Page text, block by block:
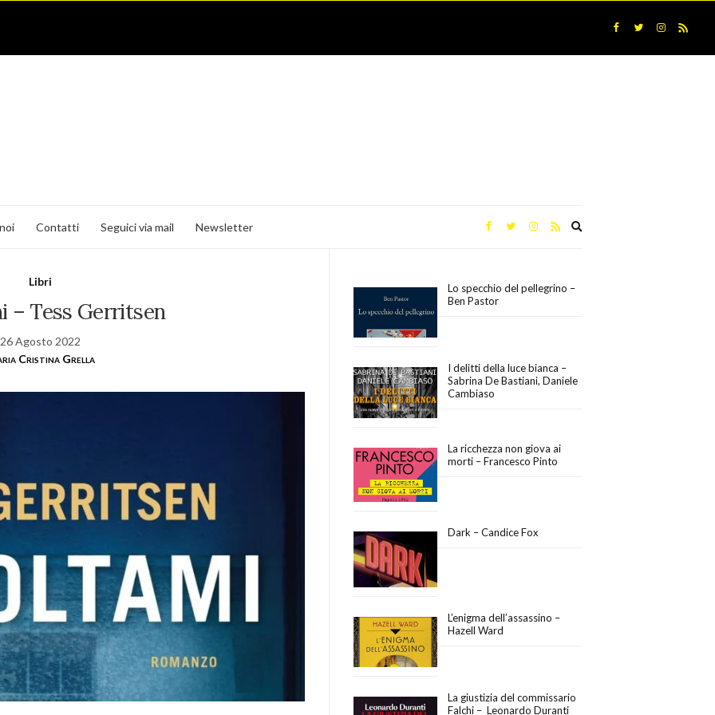
Contatti Seguici via mail Newsletter
Libri
– Tess Gerritsen
26 Agosto 2022
Cristina Grella
Lo specchio del pellegrino –
Ben Pastor
I delitti della luce bianca –
Sabrina De Bastiani, Daniele
Cambiaso
La ricchezza non giova ai
morti – Francesco Pinto
Dark – Candice Fox
L’enigma dell’assassino –
Hazell Ward
La giustizia del commissario
Falchi – Leonardo Duranti